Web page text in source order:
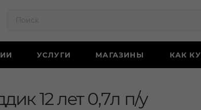
УСЛУГИ МАГАЗИНЫ КАК
12 лет 0,7л п/у